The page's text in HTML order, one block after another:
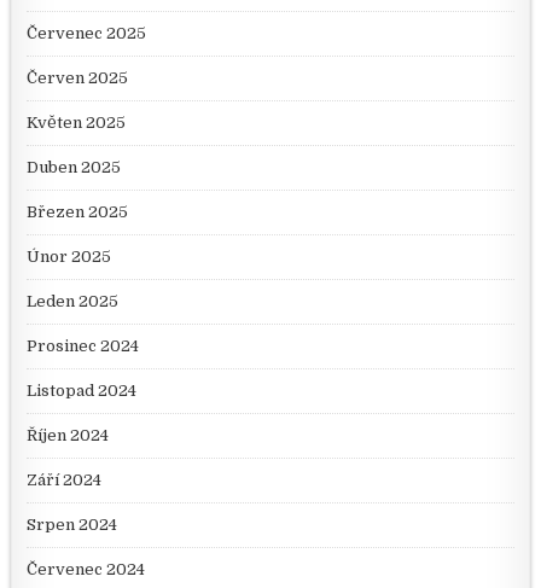
Červenec 2025
Červen 2025
Květen 2025
Duben 2025
Březen 2025
Únor 2025
Leden 2025
Prosinec 2024
Listopad 2024
Říjen 2024
Září 2024
Srpen 2024
Červenec 2024